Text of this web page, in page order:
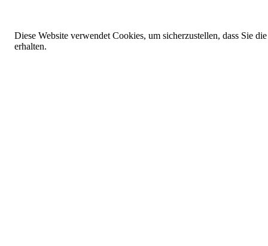
Diese Website verwendet Cookies, um sicherzustellen, dass Sie
erhalten.